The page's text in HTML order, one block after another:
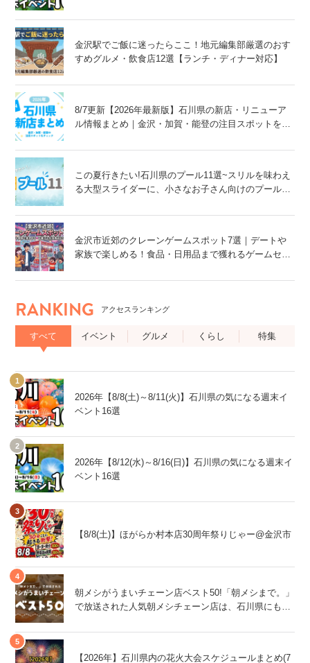
金沢駅でご飯に迷ったらここ！地元編集部厳選のおす
すめグルメ・飲食店12選【ランチ・ディナー対応】
8/7更新【2026年最新版】石川県の新店・リニューア
ル情報まとめ｜金沢・加賀・能登の注目スポットをチ
この夏行きたい!石川県のプール11選~スリルを味わえ
る大型スライダーに、小さなお子さん向けのプール
金沢市近郊のクレーンゲームスポット7選｜デートや
家族で楽しめる！食品・日用品まで獲れるゲームセン
RANKING アクセスランキング
すべて イベント グルメ くらし 特集
2026年【8/8(土)～8/11(火)】石川県の気になる週末イ
ベント16選
2026年【8/12(水)～8/16(日)】石川県の気になる週末イ
ベント16選
【8/8(土)】ほがらか村本店30周年祭りじゃー@金沢市
朝メシがうまいチェーン店ベスト50!「朝メシまで。」
で放送された人気朝メシチェーン店は、石川県にもあ
【2026年】石川県内の花火大会スケジュールまとめ(7